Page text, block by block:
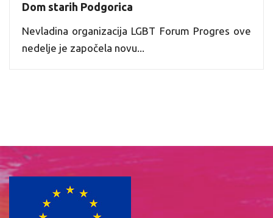
Dom starih Podgorica
Nevladina organizacija LGBT Forum Progres ove
nedelje je započela novu...